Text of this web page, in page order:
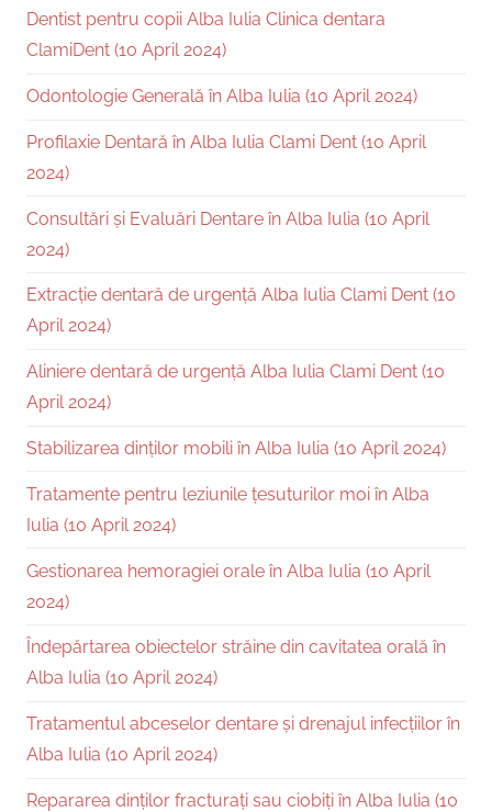
Dentist pentru copii Alba Iulia Clinica dentara
ClamiDent (10 April 2024)
Odontologie Generală în Alba Iulia (10 April 2024)
Profilaxie Dentară în Alba Iulia Clami Dent (10 April
2024)
Consultări și Evaluări Dentare în Alba Iulia (10 April
2024)
Extracție dentară de urgență Alba Iulia Clami Dent (10
April 2024)
Aliniere dentară de urgență Alba Iulia Clami Dent (10
April 2024)
Stabilizarea dinților mobili în Alba Iulia (10 April 2024)
Tratamente pentru leziunile țesuturilor moi în Alba
Iulia (10 April 2024)
Gestionarea hemoragiei orale în Alba Iulia (10 April
2024)
Îndepărtarea obiectelor străine din cavitatea orală în
Alba Iulia (10 April 2024)
Tratamentul abceselor dentare și drenajul infecțiilor în
Alba Iulia (10 April 2024)
Repararea dinților fracturați sau ciobiți în Alba Iulia (10